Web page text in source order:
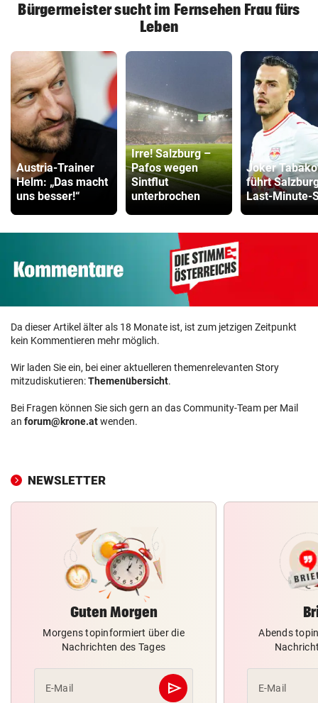
Bürgermeister sucht im Fernsehen Frau fürs
Leben
Austria-Trainer
Helm: „Das macht
uns besser!“
Irre! Salzburg –
Pafos wegen
Sintflut
unterbrochen
Joker
führt
Last-Minute-
Da dieser Artikel älter als 18 Monate ist, ist zum jetzigen Zeitpunkt
kein Kommentieren mehr möglich.
Wir laden Sie ein, bei einer aktuelleren themenrelevanten Story
mitzudiskutieren:Themenübersicht.
Bei Fragen können Sie sich gern an das Community-Team per Mail
an forum@krone.atwenden.
NEWSLETTER
Guten Morgen
Morgens topinformiert über die
Nachrichten des Tages
E-Mail send
Abschicken
Abends
E-Mail